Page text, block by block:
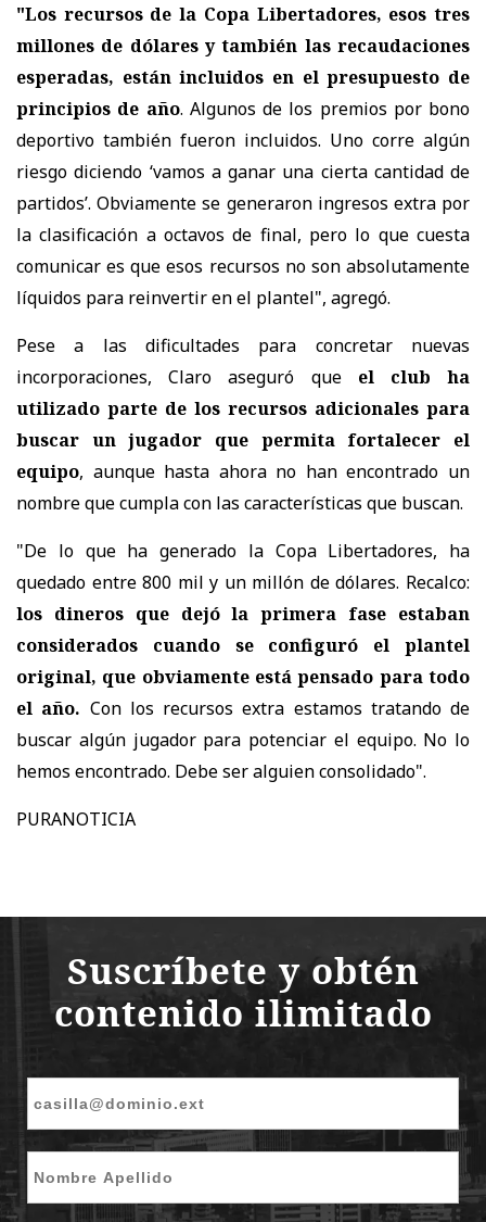
"Los recursos de la Copa Libertadores, esos tres
millones de dólares y también las recaudaciones
esperadas, están incluidos en el presupuesto de
principios de año. Algunos de los premios por bono
deportivo también fueron incluidos. Uno corre algún
riesgo diciendo ‘vamos a ganar una cierta cantidad de
partidos’. Obviamente se generaron ingresos extra por
la clasificación a octavos de final, pero lo que cuesta
comunicar es que esos recursos no son absolutamente
líquidos para reinvertir en el plantel", agregó.
Pese a las dificultades para concretar nuevas
incorporaciones, Claro aseguró que el club ha
utilizado parte de los recursos adicionales para
buscar un jugador que permita fortalecer el
equipo, aunque hasta ahora no han encontrado un
nombre que cumpla con las características que buscan.
"De lo que ha generado la Copa Libertadores, ha
quedado entre 800 mil y un millón de dólares. Recalco:
los dineros que dejó la primera fase estaban
considerados cuando se configuró el plantel
original, que obviamente está pensado para todo
el año. Con los recursos extra estamos tratando de
buscar algún jugador para potenciar el equipo. No lo
hemos encontrado. Debe ser alguien consolidado".
PURANOTICIA